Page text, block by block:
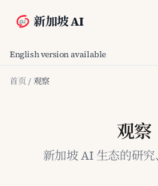
新加坡 AI
English version available
首页 / 观察
观察
新加坡 AI 生态的研